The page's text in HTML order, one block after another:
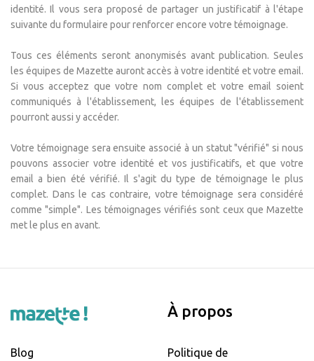
identité. Il vous sera proposé de partager un justificatif à l'étape
suivante du formulaire pour renforcer encore votre témoignage.
Tous ces éléments seront anonymisés avant publication. Seules
les équipes de Mazette auront accès à votre identité et votre email.
Si vous acceptez que votre nom complet et votre email soient
communiqués à l'établissement, les équipes de l'établissement
pourront aussi y accéder.
Votre témoignage sera ensuite associé à un statut "vérifié" si nous
pouvons associer votre identité et vos justificatifs, et que votre
email a bien été vérifié. Il s'agit du type de témoignage le plus
complet. Dans le cas contraire, votre témoignage sera considéré
comme "simple". Les témoignages vérifiés sont ceux que Mazette
met le plus en avant.
Blog
À propos
Politique de